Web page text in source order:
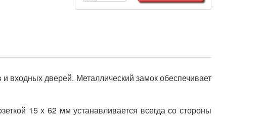
дверей. Металлический замок обеспечивает
15 х 62 мм устанавливается всегда со стороны